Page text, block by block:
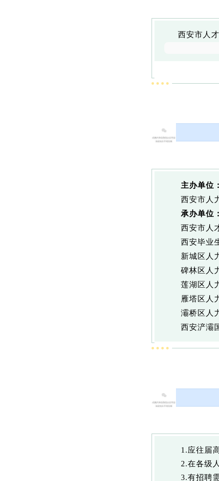
西安市人
主办单位
西安市人
承办单位
西安市人
西安毕业
新城区人
碑林区人
莲湖区人
雁塔区人
灞桥区人
西安浐灞
1.应往届
2.在各级
3.有招聘